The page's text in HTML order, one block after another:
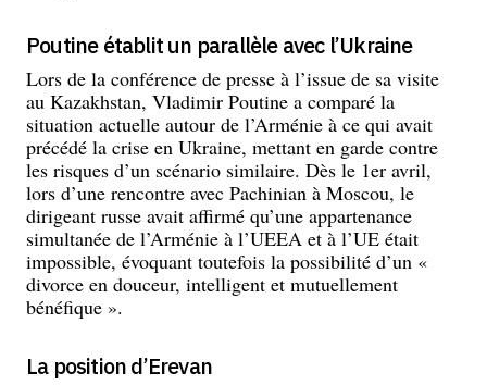
Poutine établit un parallèle avec l’Ukraine
Lors de la conférence de presse à l’issue de sa visite
au Kazakhstan, Vladimir Poutine a comparé la
situation actuelle autour de l’Arménie à ce qui avait
précédé la crise en Ukraine, mettant en garde contre
les risques d’un scénario similaire. Dès le 1er avril,
lors d’une rencontre avec Pachinian à Moscou, le
dirigeant russe avait affirmé qu’une appartenance
simultanée de l’Arménie à l’UEEA et à l’UE était
impossible, évoquant toutefois la possibilité d’un «
divorce en douceur, intelligent et mutuellement
bénéfique ».
La position d’Erevan